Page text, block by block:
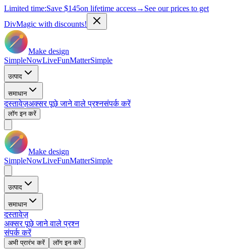
Limited time:Save $145on lifetime access→ See our prices to get
DivMagic with discounts!
Make design
SimpleNowLiveFunMatterSimple
उत्पाद
समाधान
दस्तावेज़अक्सर पूछे जाने वाले प्रश्नसंपर्क करें
लॉग इन करें
Make design
SimpleNowLiveFunMatterSimple
उत्पाद
समाधान
दस्तावेज़
अक्सर पूछे जाने वाले प्रश्न
संपर्क करें
अभी प्रारंभ करें लॉग इन करें